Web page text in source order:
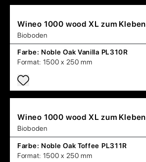
Wineo 1000 wood XL zum Kleben
Bioboden
Farbe: Noble Oak Vanilla PL310R
Format: 1500 x 250 mm
Wineo 1000 wood XL zum Kleben
Bioboden
Farbe: Noble Oak Toffee PL311R
Format: 1500 x 250 mm